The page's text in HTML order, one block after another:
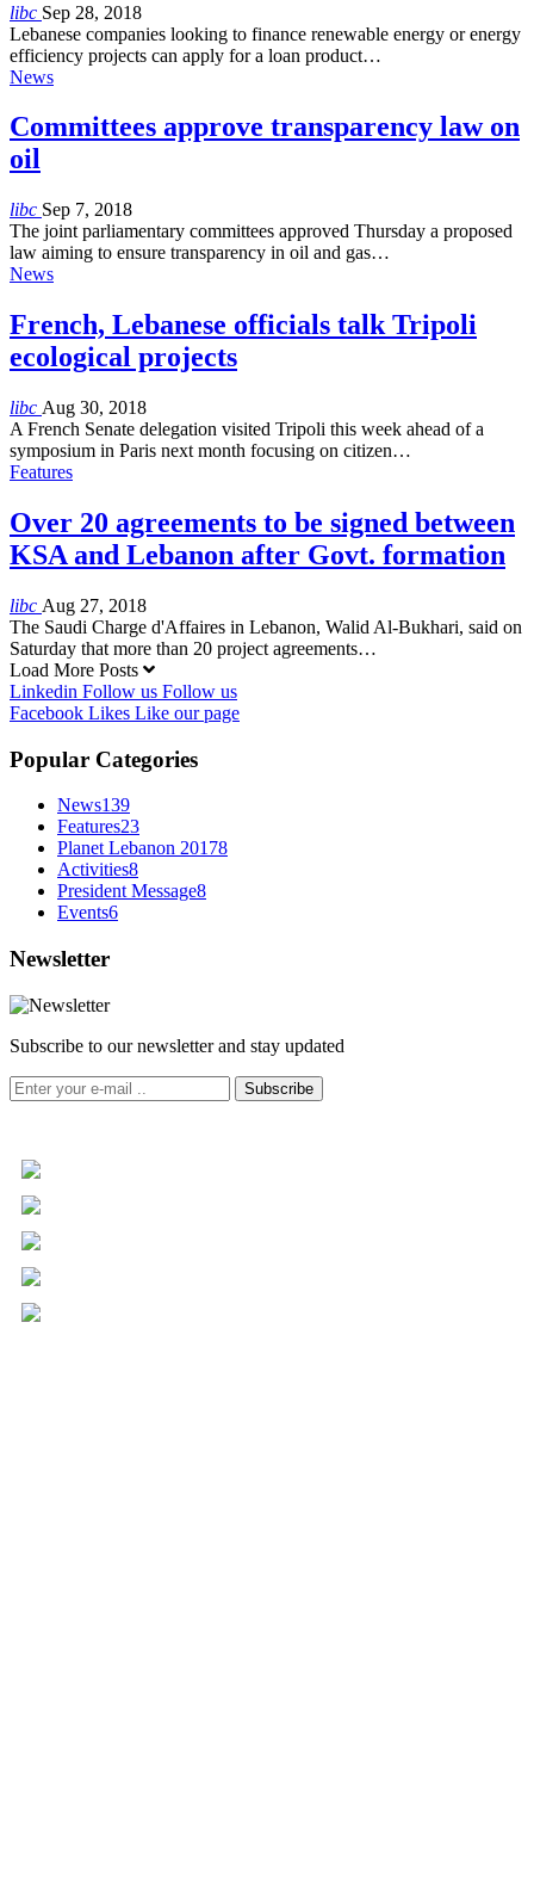
libc Sep 28, 2018
Lebanese companies looking to finance renewable energy or energy
efficiency projects can apply for a loan product…
News
Committees approve transparency law on
oil
libc Sep 7, 2018
The joint parliamentary committees approved Thursday a proposed
law aiming to ensure transparency in oil and gas…
News
French, Lebanese officials talk Tripoli
ecological projects
libc Aug 30, 2018
A French Senate delegation visited Tripoli this week ahead of a
symposium in Paris next month focusing on citizen…
Features
Over 20 agreements to be signed between
KSA and Lebanon after Govt. formation
libc Aug 27, 2018
The Saudi Charge d'Affaires in Lebanon, Walid Al-Bukhari, said on
Saturday that more than 20 project agreements…
Load More Posts
Linkedin Follow us Follow us
Facebook Likes Like our page
Popular Categories
News139
Features23
Planet Lebanon 20178
Activities8
President Message8
Events6
Newsletter
Subscribe to our newsletter and stay updated
Subscribe